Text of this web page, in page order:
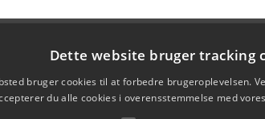
Dette website bruger tracking
bruger cookies til at forbedre brugeroplevelsen.
du alle cookies i overensstemmelse med